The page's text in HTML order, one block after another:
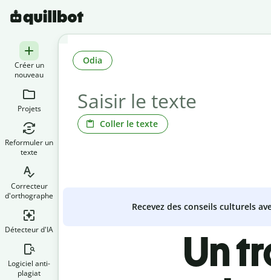
Créer un
nouveau
Projets
Reformuler un
texte
Correcteur
d'orthographe
Détecteur d'IA
Logiciel anti-
plagiat
Coller le texte
Odia
Recevez des conseils culturels
Un